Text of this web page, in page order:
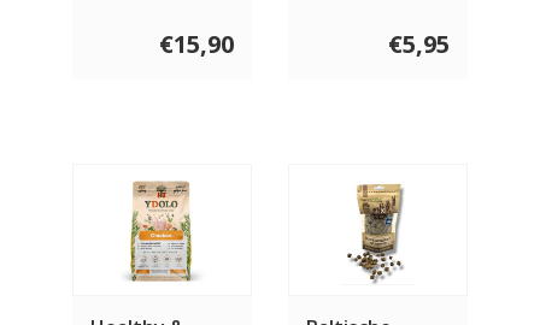
€15,90 €5,95